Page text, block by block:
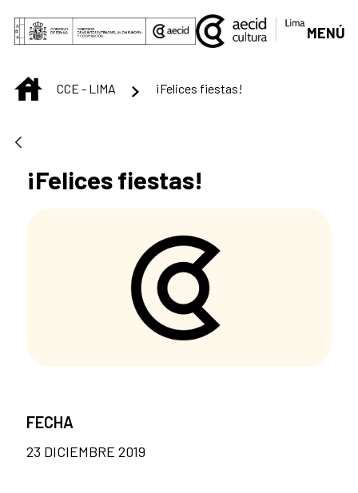
Saltar al contenido principal
MENÚ
INICIOCCE - LIMA ¡Felices fiestas!
¡Felices fiestas!
FECHA
23 DICIEMBRE 2019